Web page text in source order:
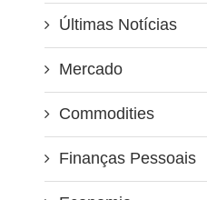
Últimas Notícias
Mercado
Commodities
Finanças Pessoais